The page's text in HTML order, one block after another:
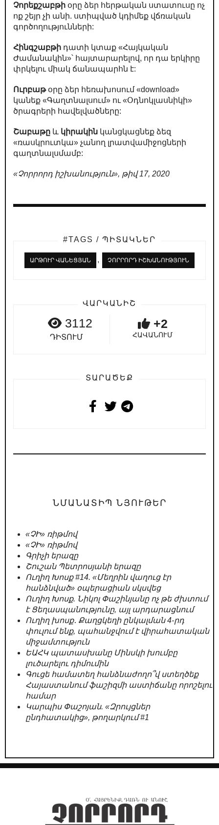
Չորեքշաբթի օրը ձեր հերթական ստատուսը ոչ
ոք շեյր չի անի. ստիպված կդիմեք վճռական
գործողությունների:
Հինգշաբթի դատի կտաք «Հայկական
Ժամանակին»՝ հայտարարելով, որ դա երկիրը
փրկելու միակ ճանապարհն է:
Ուրբաթօրը ձեր հեռախոսում «download»
կանեք «Գաղտնալսում» ու «Օդնոկլասնիկի»
ծրագրերի հավելվածները:
Շաբաթը և կիրակին կանցկացնեք ձեզ
«ռասկրուտկա» չանող լրատվամիջոցների
գաղտնալսմամբ:
«Չորրորդ իշխանություն», թիվ 17, 2020
#TAGS / ՊԻՏԱԿՆԵՐ
ԱՐԹՈՒՐ ՎԱՆԵՑՅԱՆ , ՉՈՐՐՈՐԴ ԻՇԽԱՆՈՒԹՅՈՒՆ
ՎԱՐԿԱՆԻՇ
3112
ԴԻՏՈՒՄ
+2
ՀԱՎԱՆՈՒՄ
ՏԱՐԱԾԵՔ
ՆՄԱՆԱՏԻՊ ՆՅՈՒԹԵՐ
«ՉԻ» ռիթմով
«ՉԻ» ռիթմով
Գրիչի երազը
Շուշան Պետրոսյանի երազը
Ուղիղ Խոսք #14. «Մեղրին վաղուց էր
հանձնված» օպերացիան սկսվեց
Ուղիղ Խոսք. Նիկոլ Փաշինյանը ոչ թե ժխտում
է Ցեղասպանությունը, այլ արդարացնում
Ուղիղ խոսք․ Քաղցկեղի ընկալման 4-րդ
փուլում ենք, պահանջվում է վիրահատական
միջամտություն
ԵԱՀԿ պատասխանը Մինսկի խումբը
լուծարելու դիմումին
Գուցե համատեղ հանձնաժողո՞վ ստեղծեք
Հայաստանում ֆաշիզմի աստիճանը որոշելու
համար
Կարպիս Փաշոյան. «Զրույցներ
ընդհատակից», թողարկում #1